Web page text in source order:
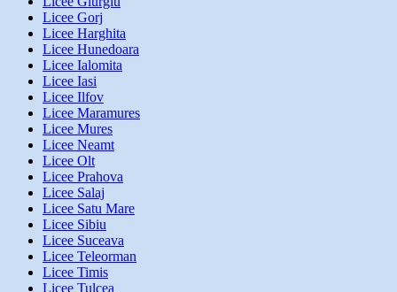
Licee Gorj
Licee Harghita
Licee Hunedoara
Licee Ialomita
Licee Iasi
Licee Ilfov
Licee Maramures
Licee Mures
Licee Neamt
Licee Olt
Licee Prahova
Licee Salaj
Licee Satu Mare
Licee Sibiu
Licee Suceava
Licee Teleorman
Licee Timis
Licee Tulcea